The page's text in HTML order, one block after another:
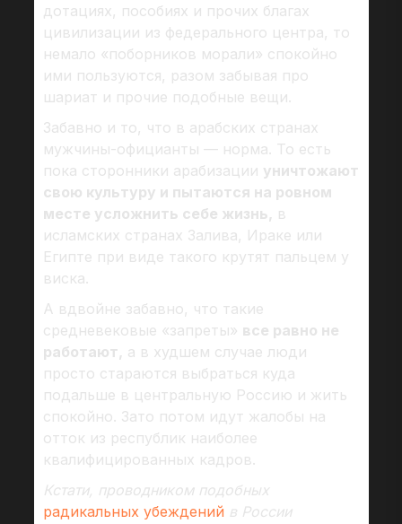
дотациях, пособиях и прочих благах
цивилизации из федерального центра, то
немало «поборников морали» спокойно
ими пользуются, разом забывая про
шариат и прочие подобные вещи.
Забавно и то, что в арабских странах
мужчины-официанты — норма. То есть
пока сторонники арабизации уничтожают
свою культуру и пытаются на ровном
месте усложнить себе жизнь, в
исламских странах Залива, Ираке или
Египте при виде такого крутят пальцем у
виска.
А вдвойне забавно, что такие
средневековые «запреты» все равно не
работают, а в худшем случае люди
просто стараются выбраться куда
подальше в центральную Россию и жить
спокойно. Зато потом идут жалобы на
отток из республик наиболее
квалифицированных кадров.
Кстати, проводником подобных
радикальных убеждений в России